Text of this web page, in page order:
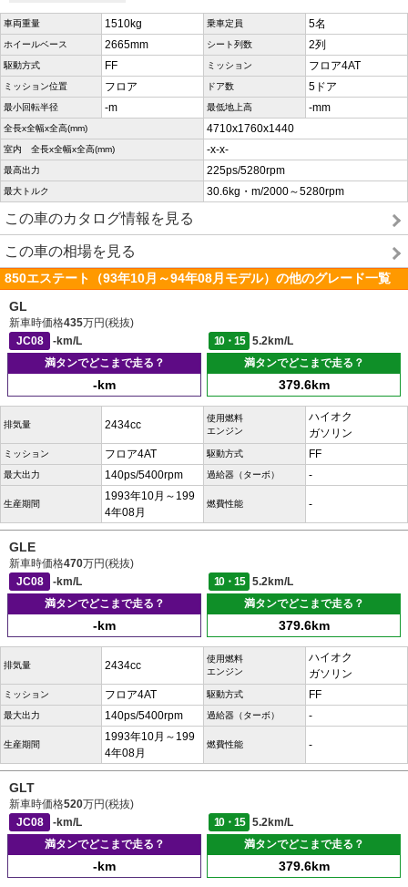
車両重量 1510kg 乗車定員 5名
ホイールベース 2665mm シート列数 2列
駆動方式 FF ミッション フロア4AT
ミッション位置 フロア ドア数 5ドア
最小回転半径 -m 最低地上高 -mm
全長x全幅x全高(mm) 4710x1760x1440
室内 全長x全幅x全高(mm) -x-x-
最高出力 225ps/5280rpm
最大トルク 30.6kg・m/2000～5280rpm
この車のカタログ情報を見る
この車の相場を見る
850エステート（93年10月～94年08月モデル）の他のグレード一覧
GL
新車時価格435万円(税抜)
JC08
-km/L 10・15
5.2km/L
満タンでどこまで走る？
-km
満タンでどこまで走る？
379.6km
排気量 2434cc
使用燃料
エンジン
ハイオク
ガソリン
ミッション フロア4AT 駆動方式 FF
最大出力 140ps/5400rpm 過給器（ターボ） -
生産期間
1993年10月～199
4年08月
燃費性能 -
GLE
新車時価格470万円(税抜)
JC08
-km/L 10・15
5.2km/L
満タンでどこまで走る？
-km
満タンでどこまで走る？
379.6km
排気量 2434cc
使用燃料
エンジン
ハイオク
ガソリン
ミッション フロア4AT 駆動方式 FF
最大出力 140ps/5400rpm 過給器（ターボ） -
生産期間
1993年10月～199
4年08月
燃費性能 -
GLT
新車時価格520万円(税抜)
JC08
-km/L 10・15
5.2km/L
満タンでどこまで走る？
-km
満タンでどこまで走る？
379.6km